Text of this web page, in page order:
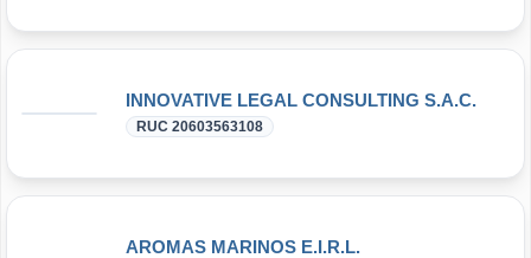
INNOVATIVE LEGAL CONSULTING S.A.C.
RUC 20603563108
AROMAS MARINOS E.I.R.L.